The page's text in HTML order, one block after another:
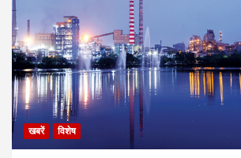
खबरें विशेष